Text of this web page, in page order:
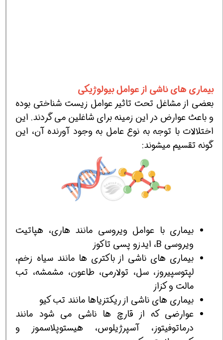
بیماری های ناشی از عوامل بیولوژیکی
بعضی از مشاغل تحت تاثیر عوامل زیست شناختی بوده
و باعث عوارض در این زمینه برای شاغلین می گردند. این
اختلالات با توجه به نوع عامل به وجود آورنده آن، این
گونه تقسیم میشوند:
بیماری با عوامل ویروسی مانند هاری، هپاتیت
ویروسی B، ایدزو پسی تاکوز
بیماری های ناشی از باکتری ها مانند سیاه زخم،
لپتوسپیروز، سل، تولارمی، طاعون، مشمشه، تب
مالت و کزاز
بیماری های ناشی از ریکتزیاها مانند تب کیو
عوارضی که از قارچ ها ناشی می شود مانند
درماتوفیتوز، آسپرژیلوس، هیستوپلاسموز و